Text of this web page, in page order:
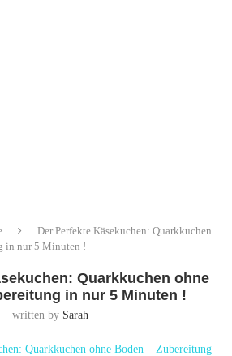
Der Perfekte Käsekuchen: Quarkkuchen
in nur 5 Minuten !
Quarkkuchen ohne
in nur 5 Minuten !
written by Sarah